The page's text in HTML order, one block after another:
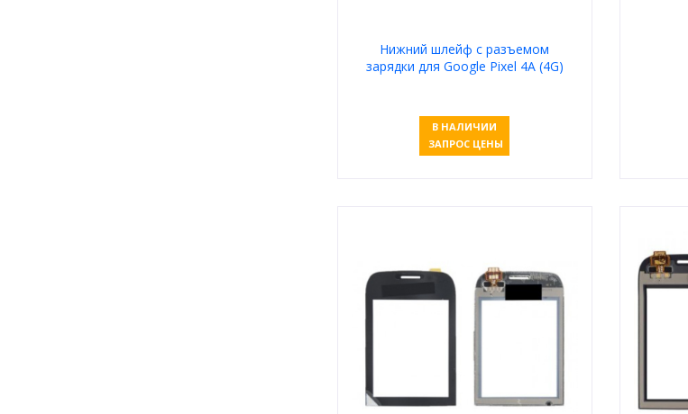
Нижний шлейф с разъемом
зарядки для Google Pixel 4A (4G)
В НАЛИЧИИ
ЗАПРОС ЦЕНЫ